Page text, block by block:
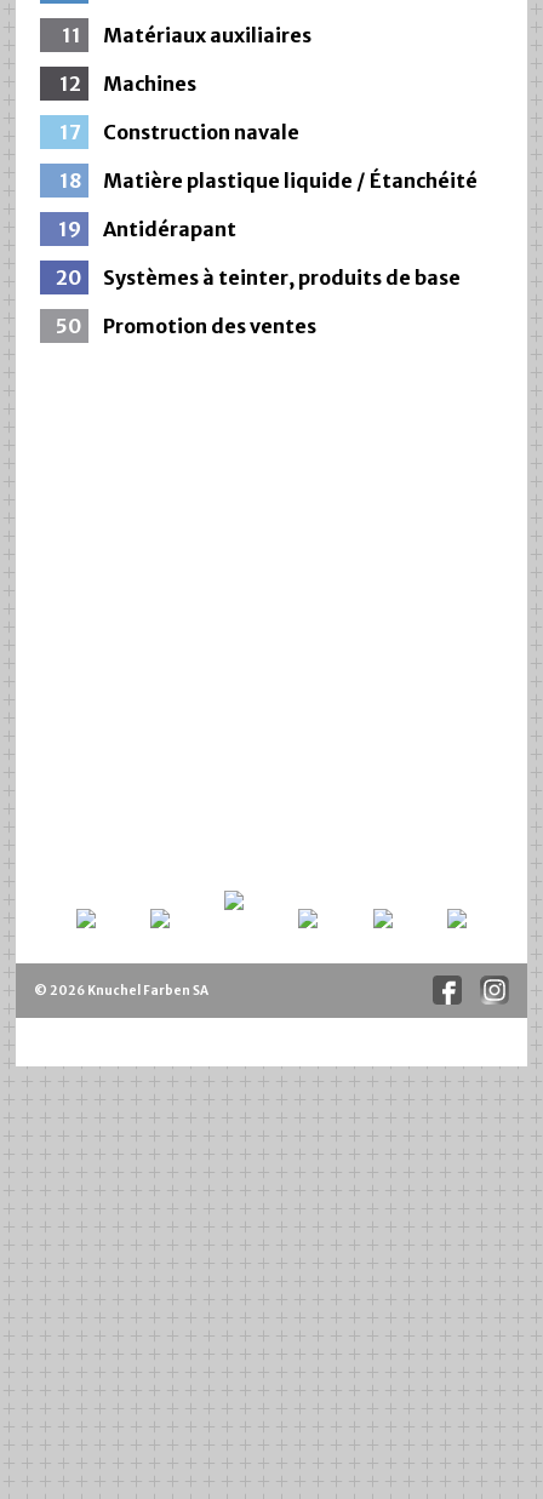
11
Matériaux auxiliaires
12
Machines
17
Construction navale
18
Matière plastique liquide / Étanchéité
19
Antidérapant
20
Systèmes à teinter, produits de base
50
Promotion des ventes
© 2026 Knuchel Farben SA